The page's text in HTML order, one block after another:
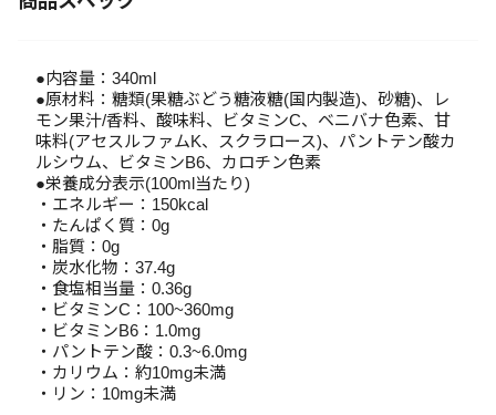
●内容量：340ml
●原材料：糖類(果糖ぶどう糖液糖(国内製造)、砂糖)、レ
モン果汁/香料、酸味料、ビタミンC、ベニバナ色素、甘
味料(アセスルファムK、スクラロース)、パントテン酸カ
ルシウム、ビタミンB6、カロチン色素
●栄養成分表示(100ml当たり)
・エネルギー：150kcal
・たんぱく質：0g
・脂質：0g
・炭水化物：37.4g
・食塩相当量：0.36g
・ビタミンC：100~360mg
・ビタミンB6：1.0mg
・パントテン酸：0.3~6.0mg
・カリウム：約10mg未満
・リン：10mg未満